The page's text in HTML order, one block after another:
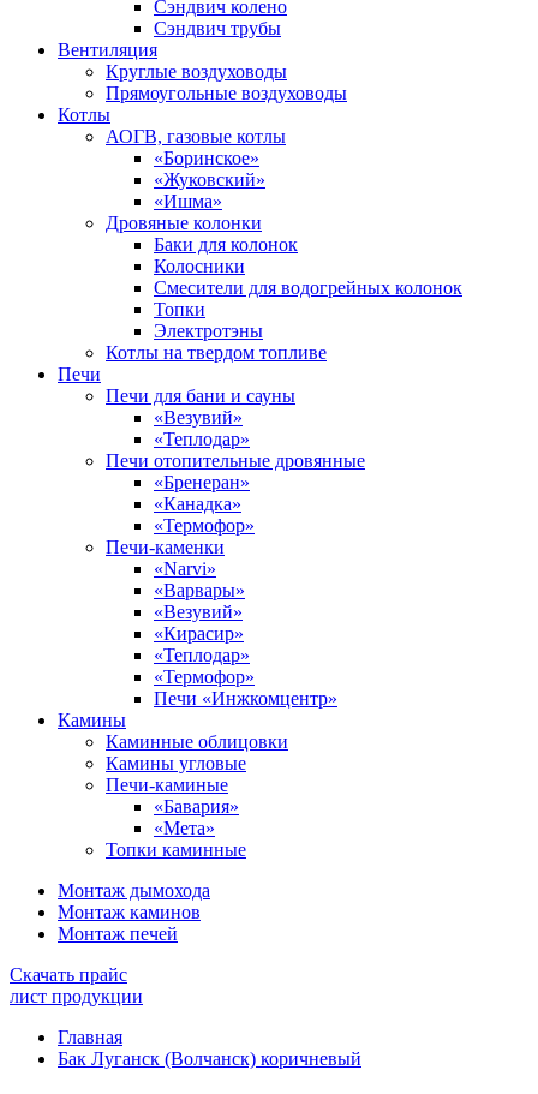
Сэндвич колено
Сэндвич трубы
Вентиляция
Круглые воздуховоды
Прямоугольные воздуховоды
Котлы
АОГВ, газовые котлы
«Боринское»
«Жуковский»
«Ишма»
Дровяные колонки
Баки для колонок
Колосники
Смесители для водогрейных колонок
Топки
Электротэны
Котлы на твердом топливе
Печи
Печи для бани и сауны
«Везувий»
«Теплодар»
Печи отопительные дровянные
«Бренеран»
«Канадка»
«Термофор»
Печи-каменки
«Narvi»
«Варвары»
«Везувий»
«Кирасир»
«Теплодар»
«Термофор»
Печи «Инжкомцентр»
Камины
Каминные облицовки
Камины угловые
Печи-каминые
«Бавария»
«Мета»
Топки каминные
Монтаж дымохода
Монтаж каминов
Монтаж печей
Скачать прайс
лист продукции
Главная
Бак Луганск (Волчанск) коричневый